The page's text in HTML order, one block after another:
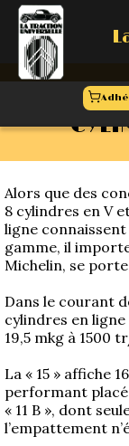
LA
Alors que des
8 cylindres en V
ligne
gamme, il
Michelin, se
Dans le courant
cylindres en ligne
19,5 mkg à 1500
La « 15 » affiche
performant placé
« 11 B », dont
l’empattement